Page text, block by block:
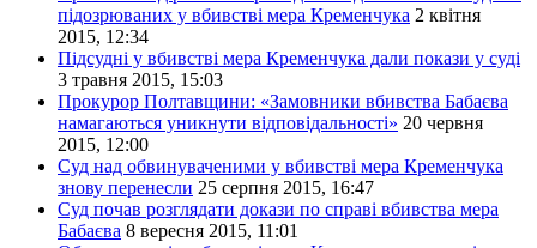
підозрюваних у вбивстві мера Кременчука 2 квітня
2015, 12:34
Підсудні у вбивстві мера Кременчука дали покази у суді
3 травня 2015, 15:03
Прокурор Полтавщини: «Замовники вбивства Бабаєва
намагаються уникнути відповідальності» 20 червня
2015, 12:00
Суд над обвинуваченими у вбивстві мера Кременчука
знову перенесли 25 серпня 2015, 16:47
Суд почав розглядати докази по справі вбивства мера
Бабаєва 8 вересня 2015, 11:01